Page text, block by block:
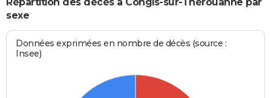
sexe
Données exprimées en nombre de décès (source :
Insee)